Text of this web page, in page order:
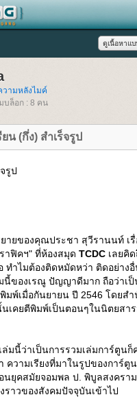
วามหลังไมค์
บล็อก : 8 คน
(กึ่ง) สำเร็จรูป
รูป
ายของคุณประชา สุวีรานนท์ เรื่
าฟิคฯ" ที่ห้องสมุด TCDC เลยคิ
ำไมต้องติดหมัดหว่า ติดอย่างอื่
นี้ของเรณู ปัญญาดีมาก ถือว่าเป็
มพ์เมื่อกันยายน ปี 2546 โดยส
เคยตีพิมพ์เป็นตอนๆในนิตยสา
ล่มนี้ว่าเป็นการรวมเล่มการ์ตูนก็
ความเรียงที่มาในรูปของการ์ตู
ยุคสมัยจอมพล ป. พิบูลสงครา
ราวของสังคมปัจจุบันเข้าไป